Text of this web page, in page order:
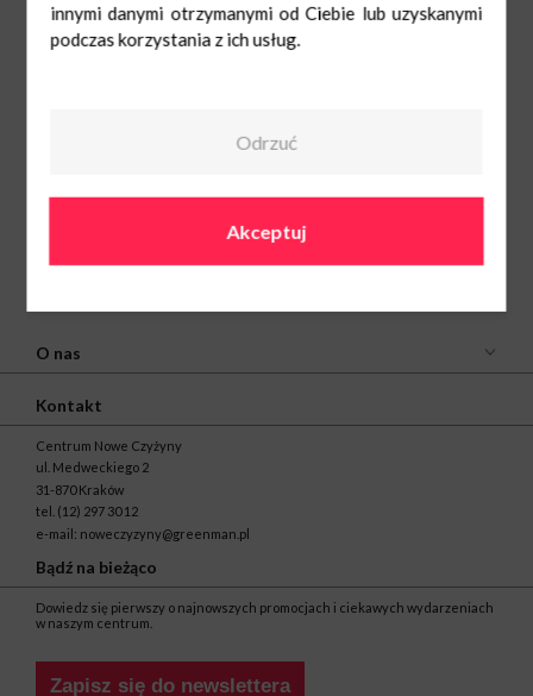
O nas
Kontakt
Centrum Nowe Czyżyny
ul. Medweckiego 2
31-870 Kraków
tel. (12) 297 30 12
e-mail: noweczyzyny@greenman.pl
Bądź na bieżąco
Dowiedz się pierwszy o najnowszych promocjach i ciekawych wydarzeniach
w naszym centrum.
Zapisz się do newslettera
innymi danymi otrzymanymi od Ciebie lub uzyskanymi
podczas korzystania z ich usług.
Odrzuć
Akceptuj